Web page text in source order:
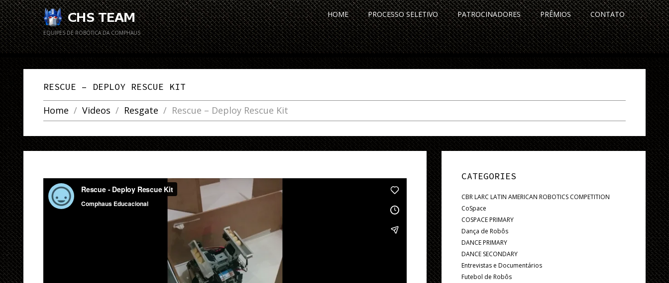
EQUIPES DE ROBÓTICA DA COMPHAUS
HOME PROCESSO SELETIVO PATROCINADORES PRÊMIOS CONTATO
RESCUE – DEPLOY RESCUE KIT
Home Videos Resgate Rescue – Deploy Rescue Kit
CATEGORIES
CBR LARC LATIN AMERICAN ROBOTICS COMPETITION
CoSpace
COSPACE PRIMARY
Dança de Robôs
DANCE PRIMARY
DANCE SECONDARY
Entrevistas e Documentários
Futebol de Robôs